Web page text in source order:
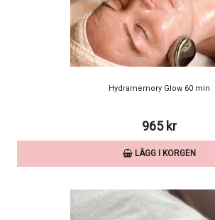
Hydramemory Glow 60 min
965 kr
LÄGG I KORGEN